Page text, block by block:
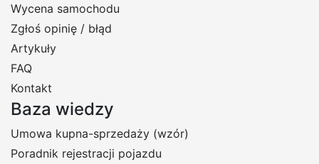
Wycena samochodu
Zgłoś opinię / błąd
Artykuły
FAQ
Kontakt
Baza wiedzy
Umowa kupna-sprzedaży (wzór)
Poradnik rejestracji pojazdu